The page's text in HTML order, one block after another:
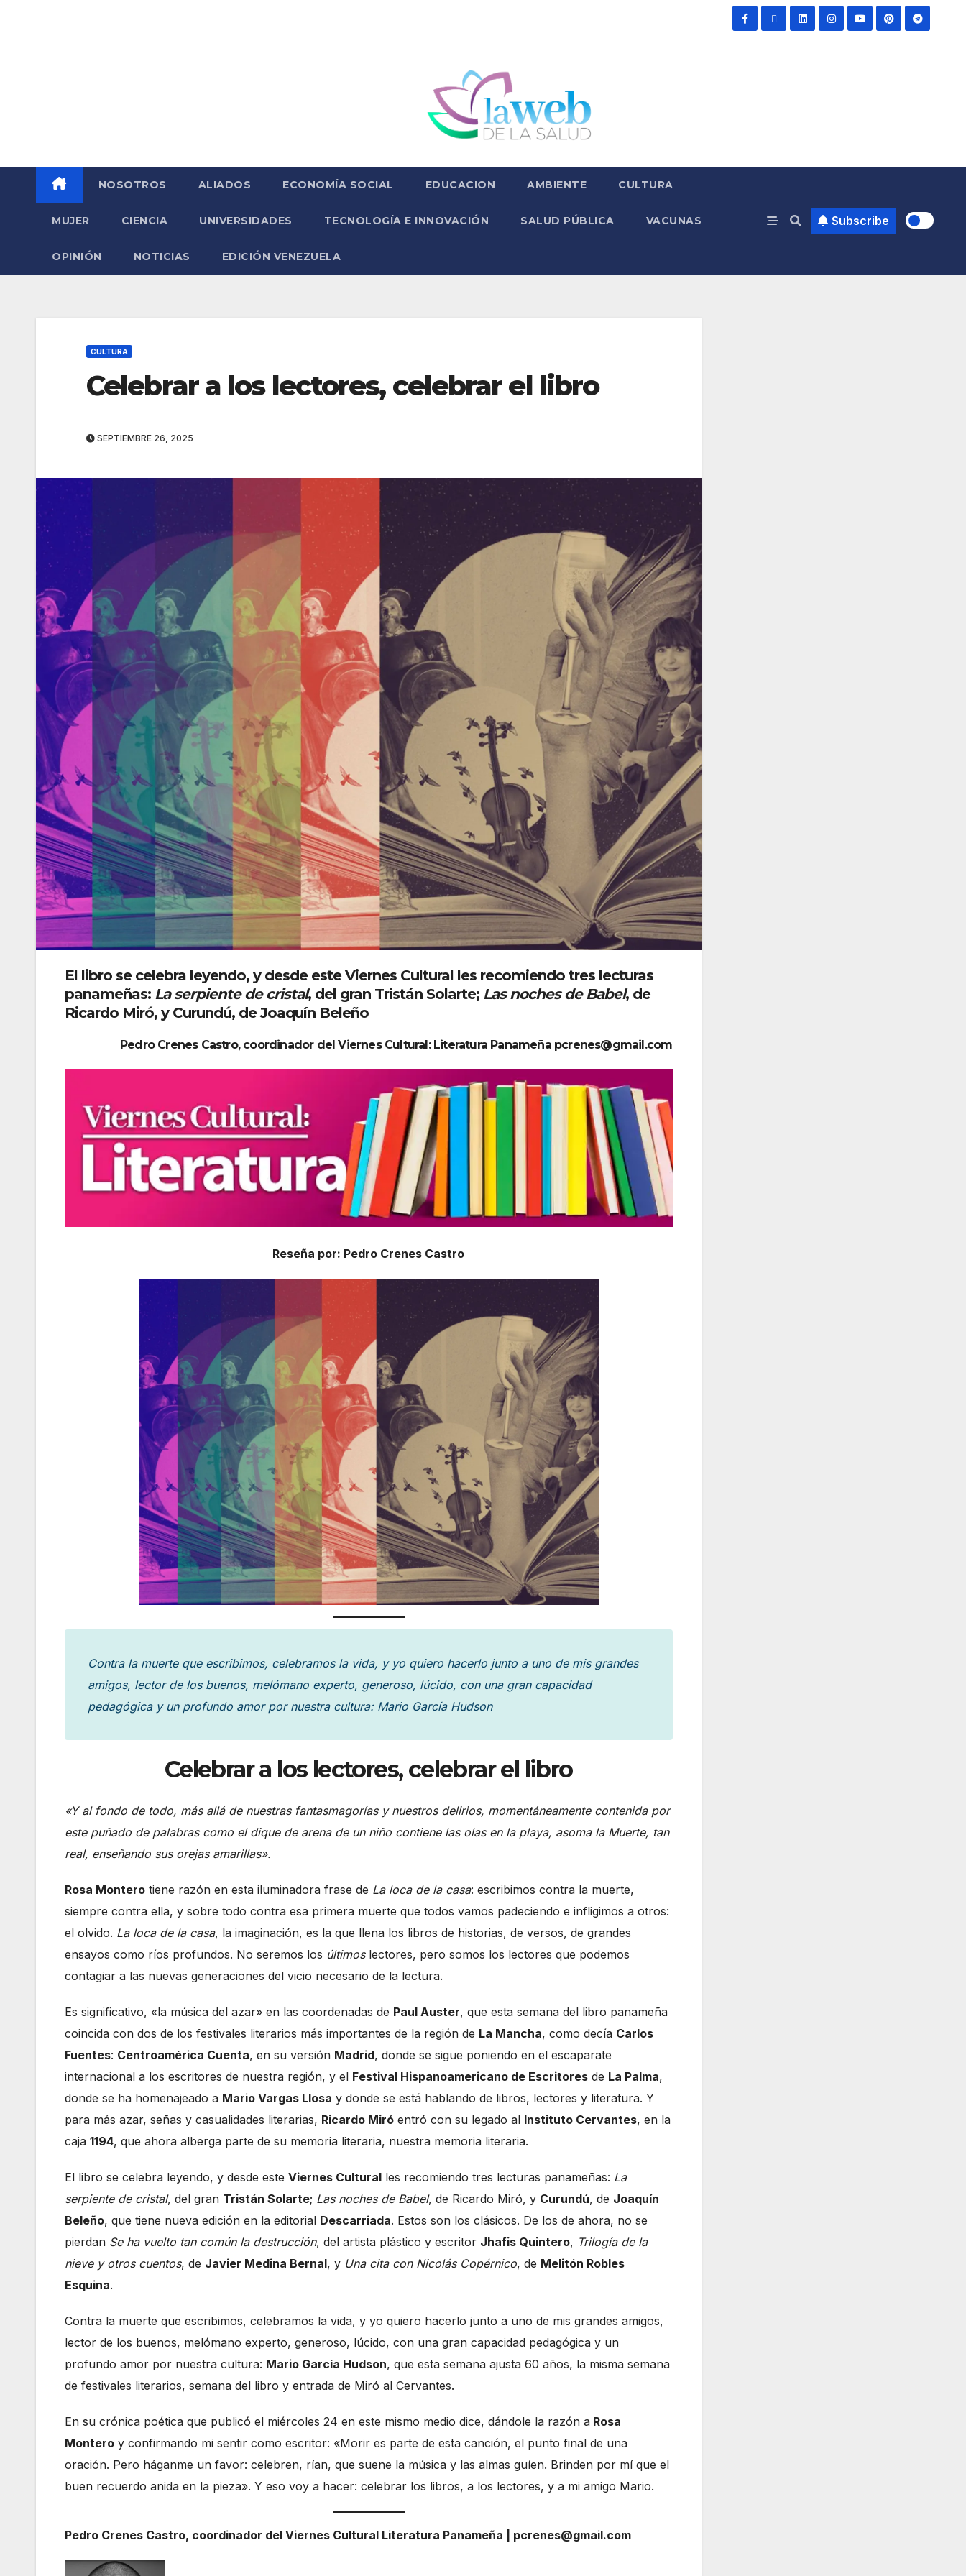
NOSOTROS ALIADOS ECONOMÍA SOCIAL EDUCACION AMBIENTE CULTURA
MUJER CIENCIA UNIVERSIDADES TECNOLOGÍA E INNOVACIÓN SALUD PÚBLICA VACUNAS
OPINIÓN NOTICIAS EDICIÓN VENEZUELA
Subscribe
CULTURA
Celebrar a los lectores, celebrar el libro
SEPTIEMBRE 26, 2025
El libro se celebra leyendo, y desde este Viernes Cultural les recomiendo tres lecturas
panameñas: La serpiente de cristal, del gran Tristán Solarte; Las noches de Babel, de
Ricardo Miró, y Curundú, de Joaquín Beleño
Pedro Crenes Castro, coordinador del Viernes Cultural: Literatura Panameña pcrenes@gmail.com
Reseña por: Pedro Crenes Castro
Contra la muerte que escribimos, celebramos la vida, y yo quiero hacerlo junto a uno de mis grandes
amigos, lector de los buenos, melómano experto, generoso, lúcido, con una gran capacidad
pedagógica y un profundo amor por nuestra cultura: Mario García Hudson
Celebrar a los lectores, celebrar el libro
«Y al fondo de todo, más allá de nuestras fantasmagorías y nuestros delirios, momentáneamente contenida por
este puñado de palabras como el dique de arena de un niño contiene las olas en la playa, asoma la Muerte, tan
real, enseñando sus orejas amarillas».
Rosa Montero tiene razón en esta iluminadora frase de La loca de la casa: escribimos contra la muerte,
siempre contra ella, y sobre todo contra esa primera muerte que todos vamos padeciendo e infligimos a otros:
el olvido. La loca de la casa, la imaginación, es la que llena los libros de historias, de versos, de grandes
ensayos como ríos profundos. No seremos los últimoslectores, pero somos los lectores que podemos
contagiar a las nuevas generaciones del vicio necesario de la lectura.
Es significativo, «la música del azar» en las coordenadas de Paul Auster, que esta semana del libro panameña
coincida con dos de los festivales literarios más importantes de la región de La Mancha, como decía Carlos
Fuentes: Centroamérica Cuenta, en su versión Madrid, donde se sigue poniendo en el escaparate
internacional a los escritores de nuestra región, y el Festival Hispanoamericano de Escritores de La Palma,
donde se ha homenajeado a Mario Vargas Llosa y donde se está hablando de libros, lectores y literatura. Y
para más azar, señas y casualidades literarias, Ricardo Miró entró con su legado al Instituto Cervantes, en la
caja 1194, que ahora alberga parte de su memoria literaria, nuestra memoria literaria.
El libro se celebra leyendo, y desde este Viernes Cultural les recomiendo tres lecturas panameñas: La
serpiente de cristal, del gran Tristán Solarte; Las noches de Babel, de Ricardo Miró, y Curundú, de Joaquín
Beleño, que tiene nueva edición en la editorial Descarriada. Estos son los clásicos. De los de ahora, no se
pierdan Se ha vuelto tan común la destrucción, del artista plástico y escritor Jhafis Quintero, Trilogía de la
nieve y otros cuentos, de Javier Medina Bernal, y Una cita con Nicolás Copérnico, de Melitón Robles
Esquina.
Contra la muerte que escribimos, celebramos la vida, y yo quiero hacerlo junto a uno de mis grandes amigos,
lector de los buenos, melómano experto, generoso, lúcido, con una gran capacidad pedagógica y un
profundo amor por nuestra cultura: Mario García Hudson, que esta semana ajusta 60 años, la misma semana
de festivales literarios, semana del libro y entrada de Miró al Cervantes.
En su crónica poética que publicó el miércoles 24 en este mismo medio dice, dándole la razón a Rosa
Montero y confirmando mi sentir como escritor: «Morir es parte de esta canción, el punto final de una
oración. Pero háganme un favor: celebren, rían, que suene la música y las almas guíen. Brinden por mí que el
buen recuerdo anida en la pieza». Y eso voy a hacer: celebrar los libros, a los lectores, y a mi amigo Mario.
Pedro Crenes Castro, coordinador del Viernes Cultural Literatura Panameña | pcrenes@gmail.com